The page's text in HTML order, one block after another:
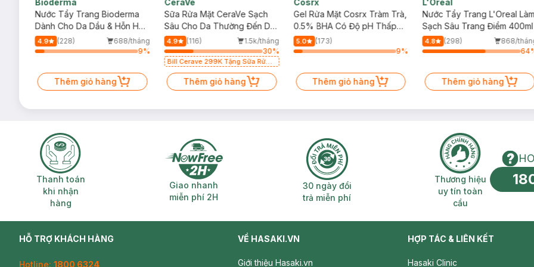
Xuất xứ thương hiệu:
Pháp
Thương hiệu:Yves Saint Laurent
Bioderma
Nước Tẩy Trang Bioderma
Dành Cho Da Dầu & Hỗn Hợp
500ml
4.9 (228)
688/tháng
9%
Thêm giỏ hàng
CeraVe
Sữa Rửa Mặt CeraVe Sạch
Sâu Cho Da Thường Đến Da
Dầu 473ml
4.9 (116)
1.5k/tháng
30%
Bill Cerave 299K Tặng Sữa Rửa
Mặt Cerave 30ml (SL có hạn)
Thêm giỏ hàng
Cosrx
Gel Rửa Mặt Cosrx Tràm Trà,
0.5% BHA Có Độ pH Thấp
150ml
5.0
(173)
9%
Thêm giỏ hàng
L'Oreal
Nước Tẩy Trang L'Oreal Làm
Sạch Sâu Trang Điểm 400ml
4.8 (298)
868/
64
Thêm giỏ hàng
Thanh toán khi nhận hàng
Thanh toán
khi nhận
hàng
Giao nhanh miễn phí 2H
Giao nhanh
miễn phí 2H
30 ngày đổi trả miễn phí
30 ngày đổi
trả miễn phí
Thương hiệu uy
Thương hiệu
uy tín toàn
cầu
HỖ TRỢ KHÁCH HÀNG
Hotline: 1800 6324
VỀ HASAKI.VN
Giới thiệu Hasaki.vn
HỢP TÁC & LIÊN KẾT
Hasaki Clinic